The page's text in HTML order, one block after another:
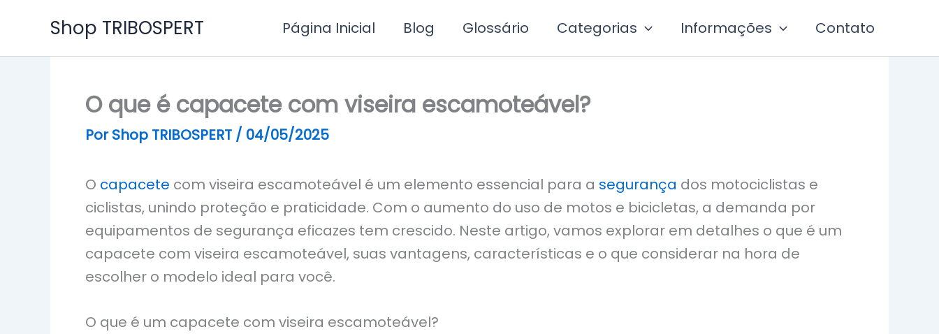
o
Shop TRIBOSPERT Página Inicial Blog Glossário Categorias Informações Contato
O que é capacete com viseira escamoteável?
PorShop TRIBOSPERT / 04/05/2025
O capacete com viseira escamoteável é um elemento essencial para a segurança dos motociclistas e
ciclistas, unindo proteção e praticidade. Com o aumento do uso de motos e bicicletas, a demanda por
equipamentos de segurança eficazes tem crescido. Neste artigo, vamos explorar em detalhes o que é um
capacete com viseira escamoteável, suas vantagens, características e o que considerar na hora de
escolher o modelo ideal para você.
O que é um capacete com viseira escamoteável?